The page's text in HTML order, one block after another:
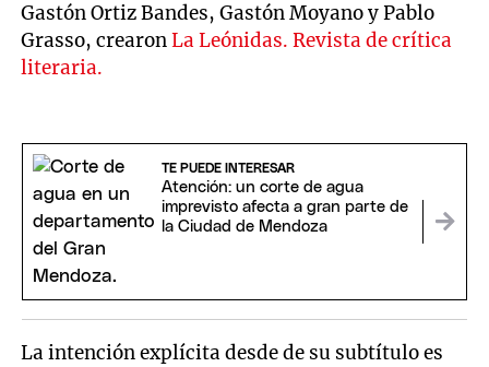
Gastón Ortiz Bandes, Gastón Moyano y Pablo
Grasso, crearonLa Leónidas. Revista de crítica
literaria.
TE PUEDE INTERESAR
Atención: un corte de agua
imprevisto afecta a gran parte de
la Ciudad de Mendoza
La intención explícita desde de su subtítulo es